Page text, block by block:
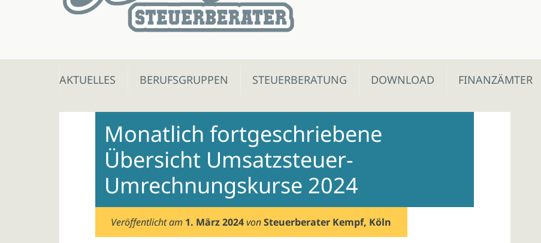
Skip
AKTUELLES BERUFSGRUPPEN STEUERBERATUNG DOWNLOAD FINANZÄMTER
Monatlich fortgeschriebene
Übersicht Umsatzsteuer-
Umrechnungskurse 2024
Veröffentlicht am 1. März 2024 vonSteuerberater Kempf, Köln